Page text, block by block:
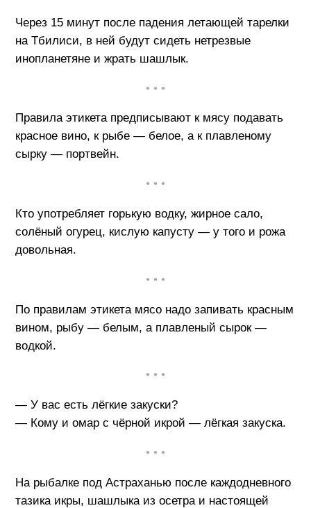
Через 15 минут после падения летающей тарелки
на Тбилиси, в ней будут сидеть нетрезвые
инопланетяне и жрать шашлык.
• • •
Правила этикета предписывают к мясу подавать
красное вино, к рыбе — белое, а к плавленому
сырку — портвейн.
• • •
Кто употребляет горькую водку, жирное сало,
солёный огурец, кислую капусту — у того и рожа
довольная.
• • •
По правилам этикета мясо надо запивать красным
вином, рыбу — белым, а плавленый сырок —
водкой.
• • •
— У вас есть лёгкие закуски?
— Кому и омар с чёрной икрой — лёгкая закуска.
• • •
На рыбалке под Астраханью после каждодневного
тазика икры, шашлыка из осетра и настоящей